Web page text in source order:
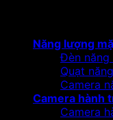
Năng lượng
Đèn
Quạt
Camera
Camera hành
Camera